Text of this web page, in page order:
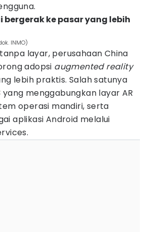
bergerak ke pasar yang lebih
INMO)
layar, perusahaan China
adopsi augmented reality
lebih praktis. Salah satunya
yang menggabungkan layar AR
operasi mandiri, serta
aplikasi Android melalui